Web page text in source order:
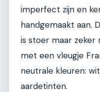
imperfect zijn en
handgemaakt aan.
is stoer maar zeker
met een vleugje
neutrale kleuren:
aardetinten.